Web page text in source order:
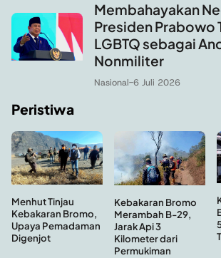
Membahayakan
Presiden Prabowo
LGBTQ sebagai
Nonmiliter
Nasional-6 Juli 2026
Peristiwa
Menhut Tinjau
Kebakaran Bromo,
Upaya Pemadaman
Digenjot
Kebakaran Bromo
Merambah B-29,
Jarak Api 3
Kilometer dari
Permukiman